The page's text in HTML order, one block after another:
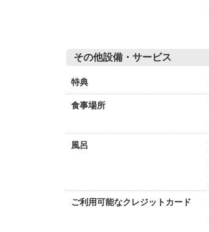
その他設備・サービス
特典
食事場所
風呂
ご利用可能なクレジットカード